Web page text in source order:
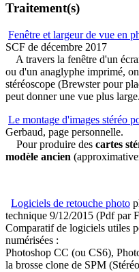
Traitement(s)
Fenêtre et largeur de vue en
SCF de décembre 2017
A travers la fenêtre d'un
ou d'un anaglyphe imprimé,
stéréoscope (Brewster pour
peut donner une vue plus large.
Le montage d'images stéréo
Gerbaud, page personnelle.
Pour produire des cartes
modèle ancien
Logiciels de retouche photo
technique 9/12/2015 (Pdf par
Comparatif de logiciels utiles
numérisées :
Photoshop CC (ou CS6),
la brosse clone de SPM